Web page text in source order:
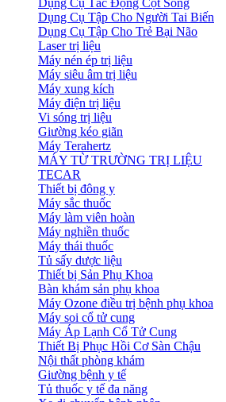
Dụng Cụ Tập Cho Người Tai Biến
Dụng Cụ Tập Cho Trẻ Bại Não
Laser trị liệu
Máy nén ép trị liệu
Máy siêu âm trị liệu
Máy xung kích
Máy điện trị liệu
Vi sóng trị liệu
Giường kéo giãn
Máy Terahertz
MÁY TỪ TRƯỜNG TRỊ LIỆU
TECAR
Thiết bị đông y
Máy sắc thuốc
Máy làm viên hoàn
Máy nghiền thuốc
Máy thái thuốc
Tủ sấy dược liệu
Thiết bị Sản Phụ Khoa
Bàn khám sản phụ khoa
Máy Ozone điều trị bệnh phụ khoa
Máy soi cổ tử cung
Máy Áp Lạnh Cổ Tử Cung
Thiết Bị Phục Hồi Cơ Sàn Chậu
Nội thất phòng khám
Giường bệnh y tế
Tủ thuốc y tế đa năng